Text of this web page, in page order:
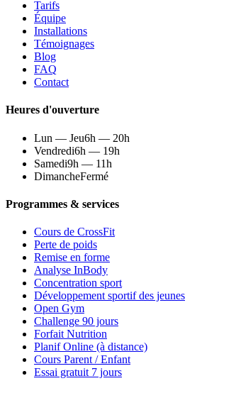
Tarifs
Équipe
Installations
Témoignages
Blog
FAQ
Contact
Heures d'ouverture
Lun — Jeu6h — 20h
Vendredi6h — 19h
Samedi9h — 11h
DimancheFermé
Programmes & services
Cours de CrossFit
Perte de poids
Remise en forme
Analyse InBody
Concentration sport
Développement sportif des jeunes
Open Gym
Challenge 90 jours
Forfait Nutrition
Planif Online (à distance)
Cours Parent / Enfant
Essai gratuit 7 jours